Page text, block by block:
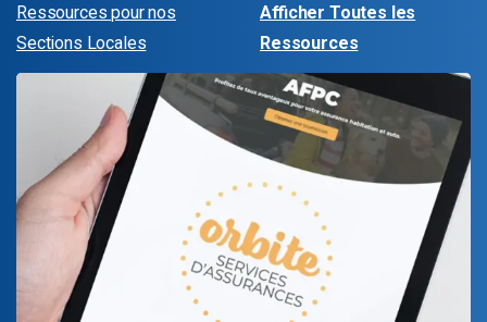
Ressources pour nos
Sections Locales
Afficher Toutes les
Ressources